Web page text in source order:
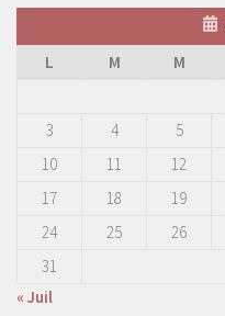
L
M M
3
4 5
10
11 12
17
18 19
24
25 26
31
« Juil